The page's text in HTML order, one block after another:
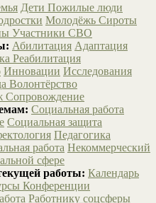
Дети Пожилые люди
Молодёжь Сироты
Участники СВО
Абилитация Адаптация
Реабилитация
Инновации Исследования
Волонтёрство
Сопровождение
Социальная работа
Социальная защита
Педагогика
работа Некоммерческий
сфере
работы: Календарь
Конференции
Работнику соцсферы